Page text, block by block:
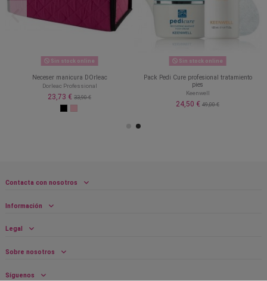
Sin stock online
Neceser manicura DOrleac
Dorleac Professional
23,73 € 33,90 €
Sin stock online
Pack Pedi Cure profesional tratamiento
pies
Keenwell
24,50 € 49,00 €
Contacta con nosotros
Información
Legal
Sobre nosotros
Síguenos